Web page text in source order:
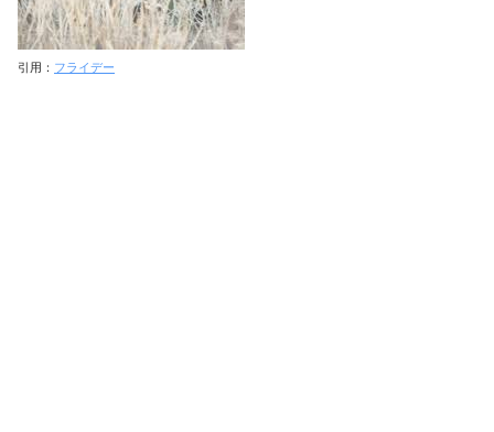
引用： フライデー